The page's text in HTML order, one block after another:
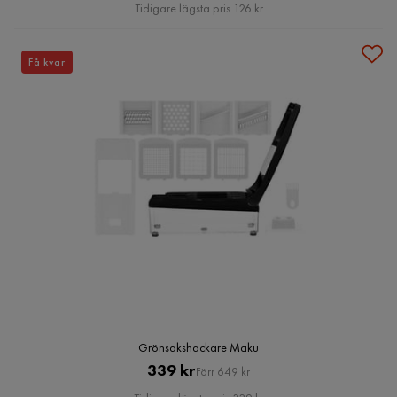
Tidigare lägsta pris 126 kr
Grönsakshackare Maku
Pris
339 krOriginal
Förr 649 kr
Få kvar